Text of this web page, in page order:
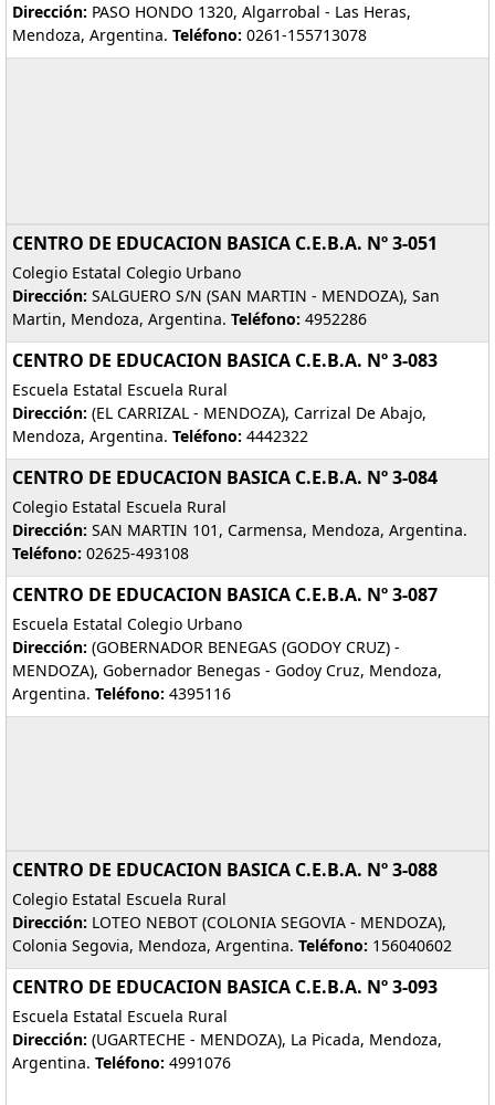
Dirección: PASO HONDO 1320, Algarrobal - Las Heras,
Mendoza, Argentina. Teléfono: 0261-155713078
CENTRO DE EDUCACION BASICA C.E.B.A. Nº 3-051
Colegio Estatal Colegio Urbano
Dirección: SALGUERO S/N (SAN MARTIN - MENDOZA), San
Martin, Mendoza, Argentina. Teléfono: 4952286
CENTRO DE EDUCACION BASICA C.E.B.A. Nº 3-083
Escuela Estatal Escuela Rural
Dirección: (EL CARRIZAL - MENDOZA), Carrizal De Abajo,
Mendoza, Argentina. Teléfono: 4442322
CENTRO DE EDUCACION BASICA C.E.B.A. Nº 3-084
Colegio Estatal Escuela Rural
Dirección: SAN MARTIN 101, Carmensa, Mendoza, Argentina.
Teléfono: 02625-493108
CENTRO DE EDUCACION BASICA C.E.B.A. Nº 3-087
Escuela Estatal Colegio Urbano
Dirección: (GOBERNADOR BENEGAS (GODOY CRUZ) -
MENDOZA), Gobernador Benegas - Godoy Cruz, Mendoza,
Argentina. Teléfono: 4395116
CENTRO DE EDUCACION BASICA C.E.B.A. Nº 3-088
Colegio Estatal Escuela Rural
Dirección: LOTEO NEBOT (COLONIA SEGOVIA - MENDOZA),
Colonia Segovia, Mendoza, Argentina. Teléfono: 156040602
CENTRO DE EDUCACION BASICA C.E.B.A. Nº 3-093
Escuela Estatal Escuela Rural
Dirección: (UGARTECHE - MENDOZA), La Picada, Mendoza,
Argentina. Teléfono: 4991076